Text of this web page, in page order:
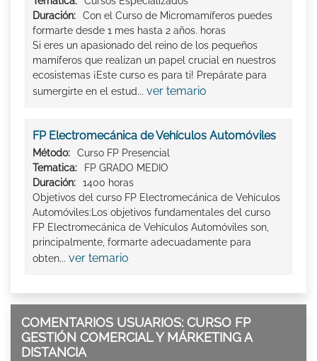
Duración:
Con el Curso de Micromamíferos puedes
formarte desde 1 mes hasta 2 años. horas
Si eres un apasionado del reino de los pequeños
mamíferos que realizan un papel crucial en nuestros
ecosistemas ¡Este curso es para ti! Prepárate para
sumergirte en el estud... ver temario
FP Electromecánica de Vehículos Automóviles
Método:
Curso FP Presencial
Tematica:
FP GRADO MEDIO
Duración:
1400 horas
Objetivos del curso FP Electromecánica de Vehículos
Automóviles:Los objetivos fundamentales del curso
FP Electromecánica de Vehículos Automóviles son,
principalmente, formarte adecuadamente para
obten... ver temario
COMENTARIOS USUARIOS: CURSO FP
GESTIÓN COMERCIAL Y MÁRKETING A
DISTANCIA